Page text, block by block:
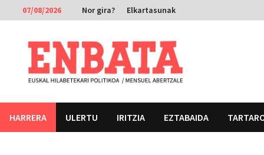
to
content
07/08/2026 Nor gira? Elkartasunak
HARRERA ULERTU IRITZIA EZTABAIDA